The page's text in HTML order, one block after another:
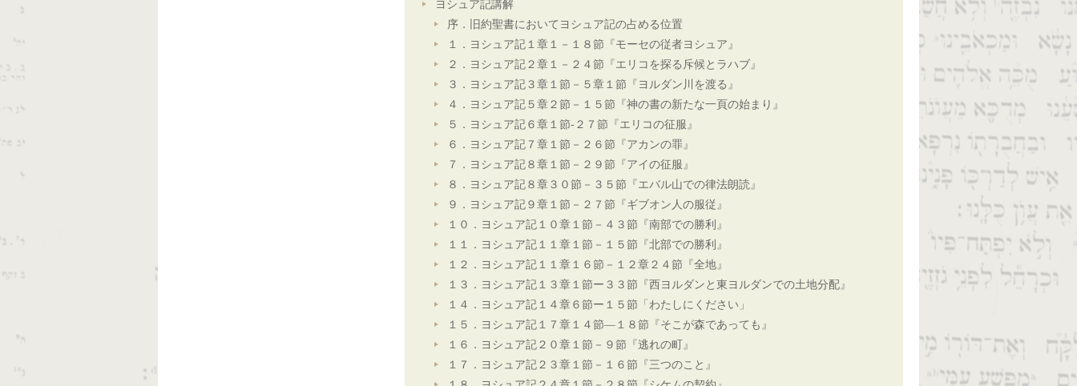
ヨシュア記講解
序．旧約聖書においてヨシュア記の占める位置
１．ヨシュア記１章１－１８節『モーセの従者ヨシュア』
２．ヨシュア記２章１－２４節『エリコを探る斥候とラハブ』
３．ヨシュア記３章１節－５章１節『ヨルダン川を渡る』
４．ヨシュア記５章２節－１５節『神の書の新たな一頁の始まり』
５．ヨシュア記６章１節-２７節『エリコの征服』
６．ヨシュア記７章１節－２６節『アカンの罪』
７．ヨシュア記８章１節－２９節『アイの征服』
８．ヨシュア記８章３０節－３５節『エバル山での律法朗読』
９．ヨシュア記９章１節－２７節『ギブオン人の服従』
１０．ヨシュア記１０章１節－４３節『南部での勝利』
１１．ヨシュア記１１章１節－１５節『北部での勝利』
１２．ヨシュア記１１章１６節－１２章２４節『全地』
１３．ヨシュア記１３章１節ー３３節『西ヨルダンと東ヨルダンでの土地分配』
１４．ヨシュア記１４章６節ー１５節「わたしにください」
１５．ヨシュア記１７章１４節―１８節『そこが森であっても』
１６．ヨシュア記２０章１節－９節『逃れの町』
１７．ヨシュア記２３章１節－１６節『三つのこと』